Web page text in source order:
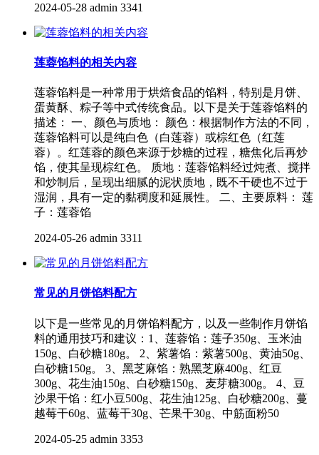
2024-05-28 admin 3341
莲蓉馅料的相关内容
莲蓉馅料是一种常用于烘焙食品的馅料，特别是月饼、
蛋黄酥、粽子等中式传统食品。以下是关于莲蓉馅料的
描述： 一、颜色与质地： 颜色：根据制作方法的不同，
莲蓉馅料可以是纯白色（白莲蓉）或棕红色（红莲
蓉）。红莲蓉的颜色来源于炒糖的过程，糖焦化后再炒
馅，使其呈现棕红色。 质地：莲蓉馅料经过炖煮、搅拌
和炒制后，呈现出细腻的泥状质地，既不干硬也不过于
湿润，具有一定的黏稠度和延展性。 二、主要原料： 莲
子：莲蓉馅
2024-05-26 admin 3311
常见的月饼馅料配方
以下是一些常见的月饼馅料配方，以及一些制作月饼馅
料的通用技巧和建议：1、莲蓉馅：莲子350g、玉米油
150g、白砂糖180g。 2、紫薯馅：紫薯500g、黄油50g、
白砂糖150g。 3、黑芝麻馅：熟黑芝麻400g、红豆
300g、花生油150g、白砂糖150g、麦芽糖300g。 4、豆
沙果干馅：红小豆500g、花生油125g、白砂糖200g、蔓
越莓干60g、蓝莓干30g、芒果干30g、中筋面粉50
2024-05-25 admin 3353